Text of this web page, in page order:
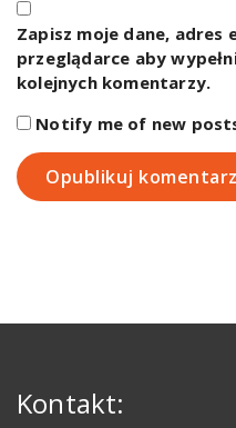
Zapisz moje dane, adres
przeglądarce aby
kolejnych komentarzy.
Notify me of new
Kontakt: